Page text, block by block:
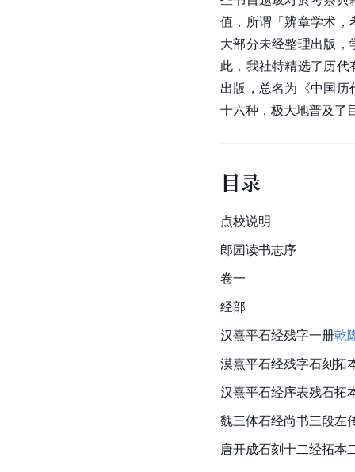
值，所谓「辨章学术，
大部分未经整理出版
此，我社特精选了历
出版，总名为《中国
十六种，极大地普及了
目录
点校说明
郎园读书志序
卷一
经部
汉熹平石经残字一册乾
漠熹平石经残字石刻拓
汉熹平石经序表残石拓
魏三体石经尚书三段左
唐开成石刻十二经拓本